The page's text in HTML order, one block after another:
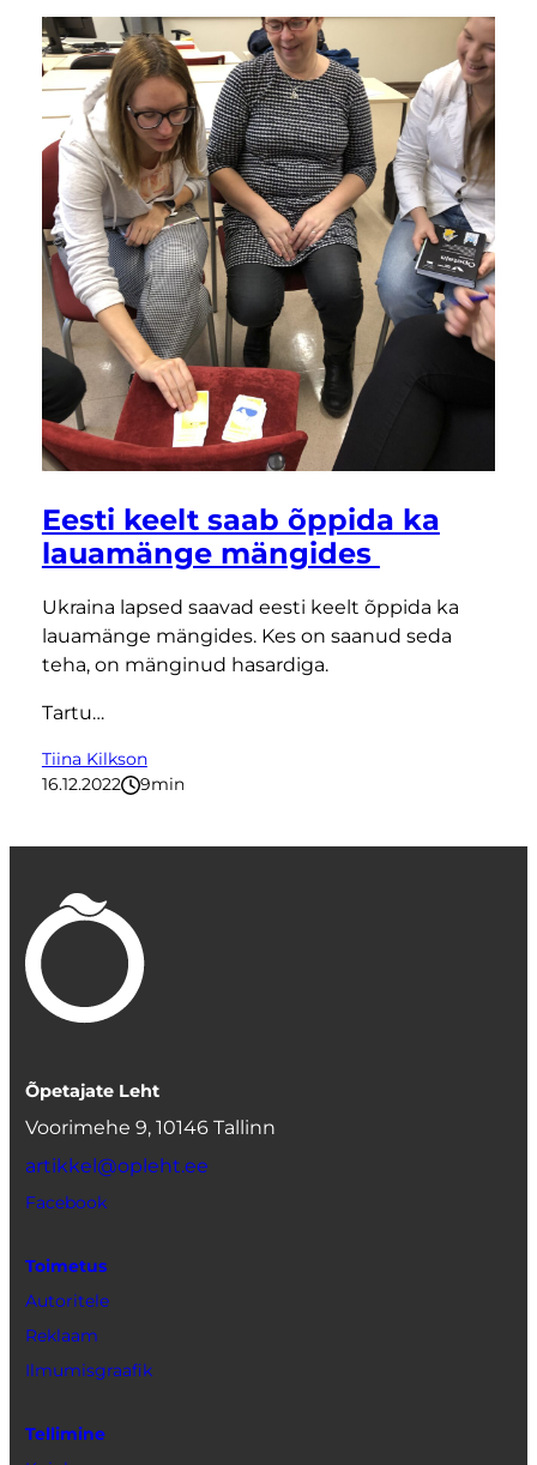
Eesti keelt saab õppida ka
lauamänge mängides
Ukraina lapsed saavad eesti keelt õppida ka
lauamänge mängides. Kes on saanud seda
teha, on mänginud hasardiga.
Tartu…
Tiina Kilkson
16.12.2022
9minutit
Õpetajate Leht
Voorimehe 9, 10146 Tallinn
artikkel@opleht.ee
Facebook
Toimetus
Autoritele
Reklaam
Ilmumisgraafik
Tellimine